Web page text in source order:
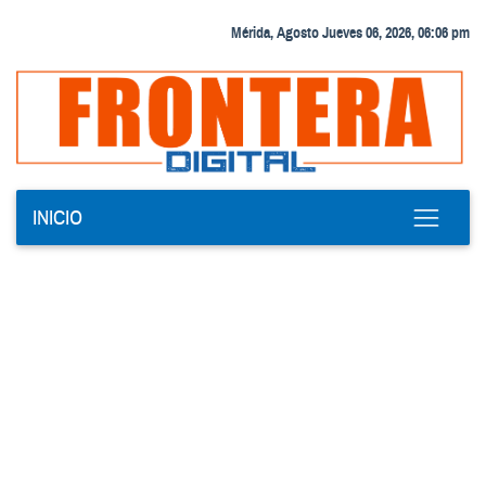
Mérida, Agosto Jueves 06, 2026, 06:06 pm
INICIO